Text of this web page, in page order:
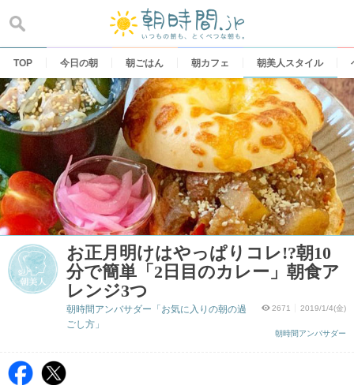
content
TOP 今日の朝 朝ごはん 朝カフェ 朝美人スタイル
お正月明けはやっぱりコレ!?朝10
分で簡単「2日目のカレー」朝食ア
レンジ3つ
2671 2019/1/4(金)
朝時間アンバサダー
朝時間アンバサダー「お気に入りの朝の過
ごし方」